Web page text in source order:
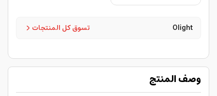
تسوق كل المنتجات Olight
وصف المنتج